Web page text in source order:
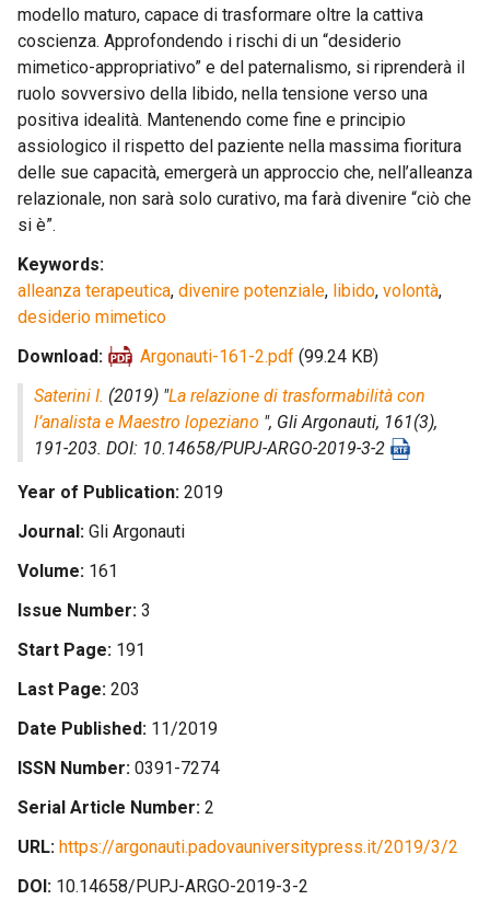
modello maturo, capace di trasformare oltre la cattiva
coscienza. Approfondendo i rischi di un “desiderio
mimetico-appropriativo” e del paternalismo, si riprenderà il
ruolo sovversivo della libido, nella tensione verso una
positiva idealità. Mantenendo come fine e principio
assiologico il rispetto del paziente nella massima fioritura
delle sue capacità, emergerà un approccio che, nell’alleanza
relazionale, non sarà solo curativo, ma farà divenire “ciò che
si è”.
Keywords
alleanza terapeutica, divenire potenziale, libido, volontà,
desiderio mimetico
Download
Argonauti-161-2.pdf (99.24 KB)
Saterini I. (2019) "La relazione di trasformabilità con
l’analista e Maestro lopeziano ", Gli Argonauti, 161(3),
191-203. DOI: 10.14658/PUPJ-ARGO-2019-3-2
Year of Publication 2019
Journal Gli Argonauti
Volume 161
Issue Number 3
Start Page 191
Last Page 203
Date Published 11/2019
ISSN Number 0391-7274
Serial Article Number 2
URL https://argonauti.padovauniversitypress.it/2019/3/2
DOI 10.14658/PUPJ-ARGO-2019-3-2